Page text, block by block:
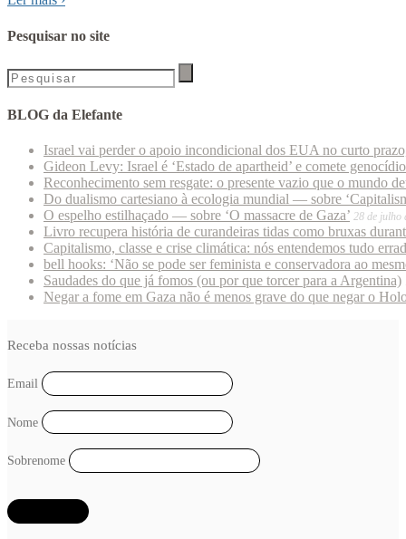
Pesquisar no site
BLOG da Elefante
Israel vai perder o apoio incondicional dos EUA no curto
Gideon Levy: Israel é ‘Estado de apartheid’ e comete
Reconhecimento sem resgate: o presente vazio que o mundo
Do dualismo cartesiano à ecologia mundial — sobre
O espelho estilhaçado — sobre ‘O massacre de Gaza’ 28 de julho
Livro recupera história de curandeiras tidas como bruxas
Capitalismo, classe e crise climática: nós entendemos tudo
bell hooks: ‘Não se pode ser feminista e conservadora ao
Saudades do que já fomos (ou por que torcer para a Argentina)
Negar a fome em Gaza não é menos grave do que negar o
Receba nossas notícias
Email
Nome
Sobrenome